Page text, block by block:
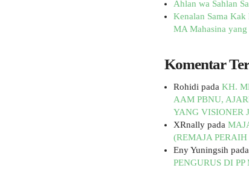
Ahlan wa Sahlan
Kenalan Sama
MA Mahasina
Komentar
Rohidi pada KH.
AAM PBNU,
YANG VISIONER
XRnally pada
(REMAJA
Eny Yuningsih pada
PENGURUS DI